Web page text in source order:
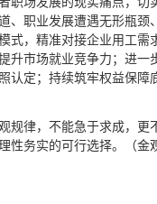
、职业发展遭遇无形瓶
式，精准对接企业用工
升市场就业竞争力；进
认定；持续筑牢权益保
规律，不能急于求成，
性务实的可行选择。（金